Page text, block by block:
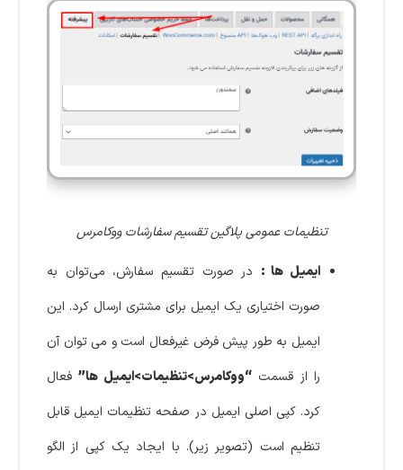
تنظیمات عمومی پلاگین تقسیم سفارشات ووکامرس
ایمیل ها : در صورت تقسیم سفارش، می‌توان به
صورت اختیاری یک ایمیل برای مشتری ارسال کرد. این
ایمیل به طور پیش فرض غیرفعال است و می توان آن
را از قسمت“ووکامرس>تنظیمات>ایمیل ها”فعال
کرد. کپی اصلی ایمیل در صفحه تنظیمات ایمیل قابل
تنظیم است (تصویر زیر). با ایجاد یک کپی از الگو